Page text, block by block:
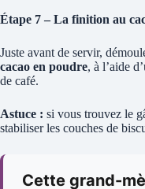
Étape 7 – La finition au
Juste avant de servir,
cacao en poudre, à l’aide
de café.
Astuce : si vous trouvez le
stabiliser les couches de
Cette grand-